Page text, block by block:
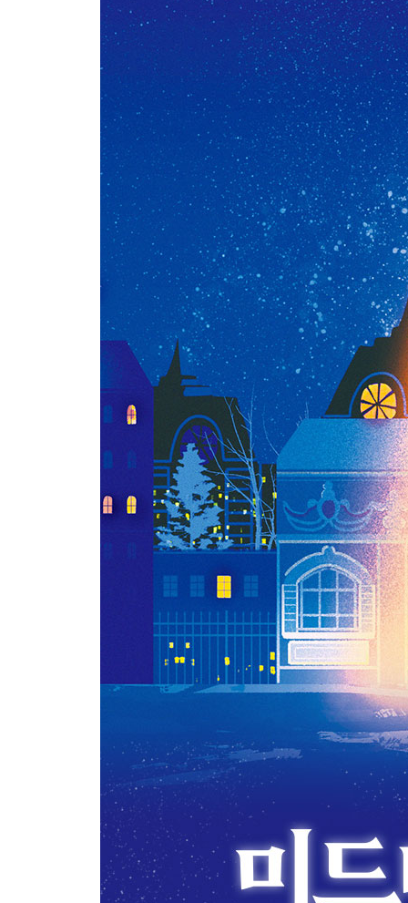
[여섯째 날 오후. 파리 시립 현대 미술관] 미술관에
예술, 과학을 그리다: 라울 뒤피, 〈전기 요정〉
완전히 지울 수 없는 고독의 흔적: 피에르 보나르,
순수한 색채로 그린 밝은 미래: 로베르 들로네, 〈
[일곱째 날 오전. 마르모탕 미술관] 미술관에 들어
새벽녘의 공기를 색으로 표현한다면: 클로드 모네,
불완전하기에 완벽한 순간: 귀스타브 카유보트, 〈
그녀의 사망 진단서에는 ‘무직’이라 쓰였다: 베르
[일곱째 날 오후. 귀스타브 모로 박물관] 미술관에
오랜 침묵을 깬 모로의 복귀작: 귀스타브 모로, 〈
신의 능력을 가지고 싶었던 인간 욕망의 끝: 귀스
참고 문헌
에필로그